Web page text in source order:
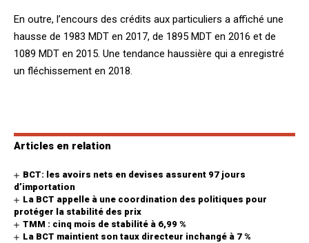
En outre, l’encours des crédits aux particuliers a affiché une
hausse de 1983 MDT en 2017, de 1895 MDT en 2016 et de
1089 MDT en 2015. Une tendance haussière qui a enregistré
un fléchissement en 2018.
Articles en relation
BCT: les avoirs nets en devises assurent 97 jours
d’importation
La BCT appelle à une coordination des politiques pour
protéger la stabilité des prix
TMM : cinq mois de stabilité à 6,99 %
La BCT maintient son taux directeur inchangé à 7 %